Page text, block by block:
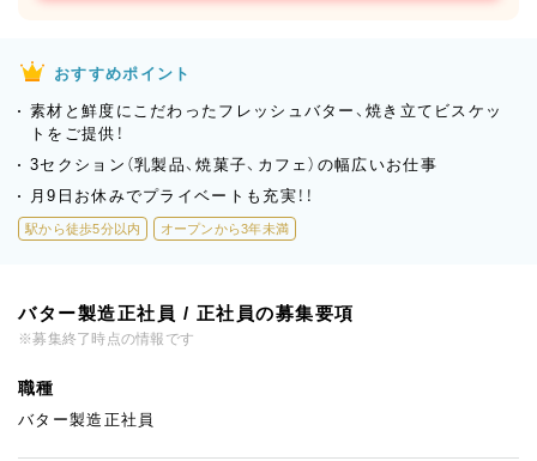
おすすめポイント
素材と鮮度にこだわったフレッシュバター、焼き立てビスケッ
トをご提供！
3セクション（乳製品、焼菓子、カフェ）の幅広いお仕事
月9日お休みでプライベートも充実！！
駅から徒歩5分以内 オープンから3年未満
バター製造正社員 / 正社員の募集要項
※募集終了時点の情報です
職種
バター製造正社員